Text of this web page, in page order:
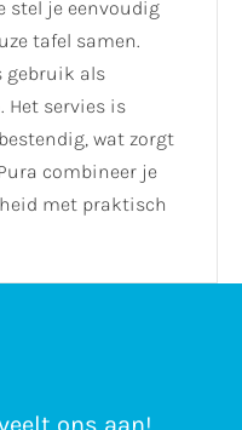
stel je eenvoudig
tafel samen.
gebruik als
Het servies is
wat zorgt
combineer je
met praktisch